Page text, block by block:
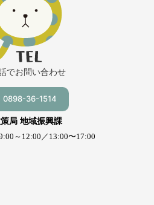
でお問い合わせ
0898-36-1514
局 地域振興課
～12:00／13:00〜17:00